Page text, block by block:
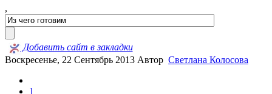
,
Добавить сайт в закладки
Воскресенье, 22 Сентябрь 2013 Автор Светлана Колосова
1